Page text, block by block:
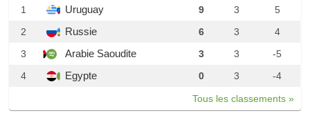
1
Uruguay 9 3
5
2
Russie 6 3
4
3
Arabie Saoudite 3 3
-5
4
Egypte 0 3 -4
Tous les classements »